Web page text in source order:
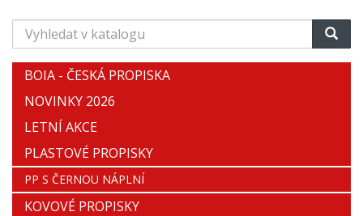
Vyhledat
v
katalogu
BOIA - ČESKÁ PROPISKA
NOVINKY 2026
LETNÍ AKCE
PLASTOVÉ PROPISKY
PP S ČERNOU NÁPLNÍ
KOVOVÉ PROPISKY